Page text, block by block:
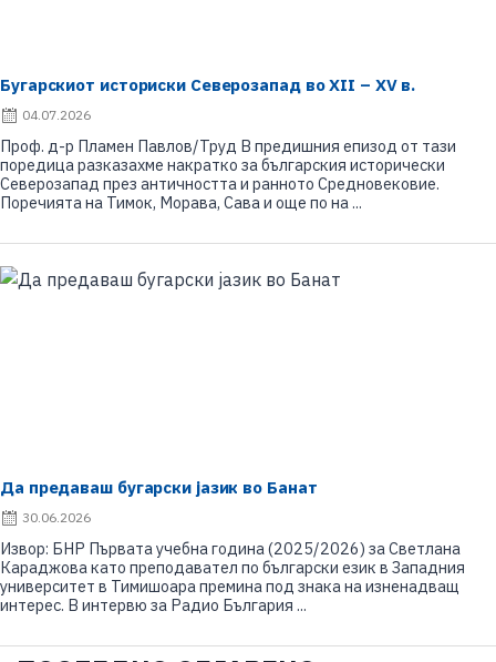
Бугарскиот историски Северозапад во XII – XV в.
P
s
t
e
04.07.2026
Проф. д-р Пламен Павлов/Труд В предишния епизод от тази
поредица разказахме накратко за българския исторически
Северозапад през античността и ранното Средновековие.
Поречията на Тимок, Морава, Сава и още по на ...
Да предаваш бугарски јазик во Банат
P
s
t
e
n
30.06.2026
Извор: БНР Първата учебна година (2025/2026) за Светлана
Караджова като преподавател по български език в Западния
университет в Тимишоара премина под знака на изненадващ
интерес. В интервю за Радио България ...